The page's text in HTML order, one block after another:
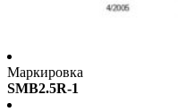
Маркировка
SMB2.5R-1